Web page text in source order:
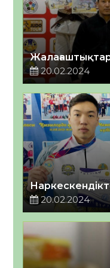
20.02.2024
20.02.2024